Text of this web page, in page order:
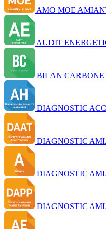
AMO MOE
AUDIT
BILAN CARBONE
DIAGNOSTIC
DIAGNOSTIC
DIAGNOSTIC
DIAGNOSTIC